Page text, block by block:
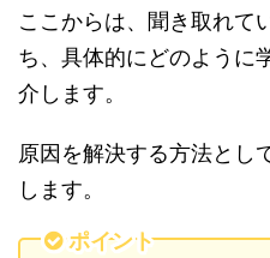
ここからは、聞き取れて
ち、具体的にどのように
介します。
原因を解決する方法とし
します。
ポイント